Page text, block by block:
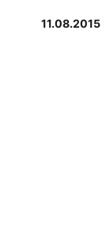
11.08.2015